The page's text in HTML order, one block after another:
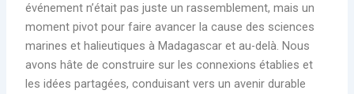
événement n’était pas juste un rassemblement, mais un
moment pivot pour faire avancer la cause des sciences
marines et halieutiques à Madagascar et au-delà. Nous
avons hâte de construire sur les connexions établies et
les idées partagées, conduisant vers un avenir durable